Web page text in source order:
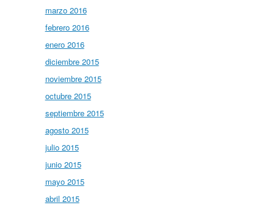
marzo 2016
febrero 2016
enero 2016
diciembre 2015
noviembre 2015
octubre 2015
septiembre 2015
agosto 2015
julio 2015
junio 2015
mayo 2015
abril 2015